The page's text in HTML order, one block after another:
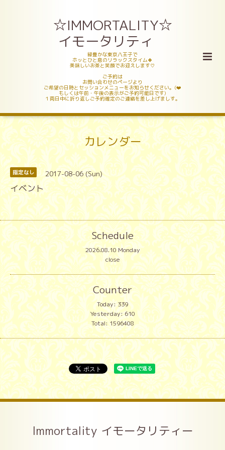
☆IMMORTALITY☆
イモータリティ
緑豊かな東京八王子で
ホッとひと息のリラックスタイム🍀
美味しいお茶と笑顔でお迎えします♡
ご予約は
お問い合わせのページより
ご希望の日時とセッションメニューをお知らせください。(❤️
もしくは午前・午後の表示がご予約可能日です)
１両日中に折り返しご予約確定のご連絡を差し上げましす。
カレンダー
指定なし 2017-08-06 (Sun)
イベント
Schedule
2026.08.10 Monday
close
Counter
Today:339
Yesterday:610
Total:1596408
Immortality イモータリティー